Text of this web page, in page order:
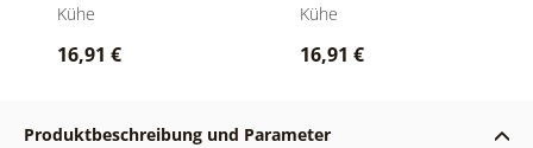
Kühe
16,91 €
Kühe
16,91 €
Produktbeschreibung und Parameter